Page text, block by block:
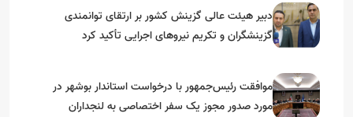
دبیر هیئت عالی گزینش کشور بر ارتقای توانمندی
گزینشگران و تکریم نیروهای اجرایی تأکید کرد
موافقت رئیس‌جمهور با درخواست استاندار بوشهر در
مورد صدور مجوز یک سفر اختصاصی به لنجداران